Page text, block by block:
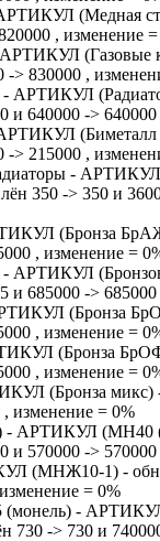
(Медная
, изменение
(Газовые
-> 830000 ,
- АРТИКУЛ
и 640000 ->
(Биметалл
-> 215000 ,
-
350 -> 350 и
(Бронза
, изменение =
- АРТИКУЛ
и 685000 ->
(Бронза
, изменение =
(Бронза
, изменение =
(Бронза микс)
изменение = 0%
- АРТИКУЛ (МН40
и 570000 ->
(МНЖ10-1) -
= 0%
-
730 -> 730 и